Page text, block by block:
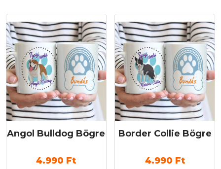
Angol Bulldog Bögre
4.990 Ft
Border Collie Bögre
4.990 Ft